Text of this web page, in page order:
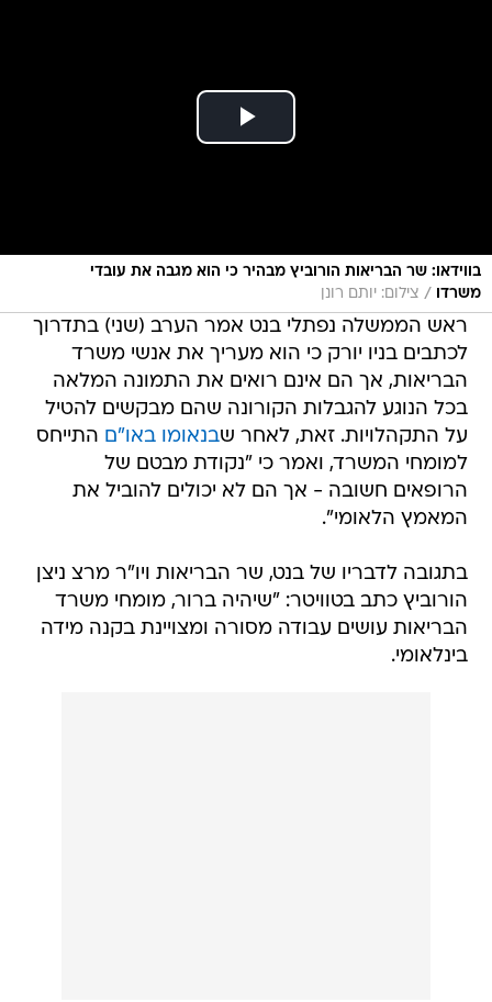
בווידאו: שר הבריאות הורוביץ מבהיר כי הוא מגבה את עובדי
משרדו
/ צילום: יותם רונן
ראש הממשלה נפתלי בנט אמר הערב (שני) בתדרוך
לכתבים בניו יורק כי הוא מעריך את אנשי משרד
הבריאות, אך הם אינם רואים את התמונה המלאה
בכל הנוגע להגבלות הקורונה שהם מבקשים להטיל
על התקהלויות. זאת, לאחר שבנאומו באו"ם התייחס
למומחי המשרד, ואמר כי "נקודת מבטם של
הרופאים חשובה - אך הם לא יכולים להוביל את
המאמץ הלאומי".
בתגובה לדבריו של בנט, שר הבריאות ויו"ר מרצ ניצן
הורוביץ כתב בטוויטר: "שיהיה ברור, מומחי משרד
הבריאות עושים עבודה מסורה ומצויינת בקנה מידה
בינלאומי.